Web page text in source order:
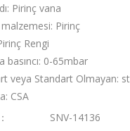
Pirinç vana
Pirinç
Rengi
basıncı: 0-65mbar
veya Standart Olmayan:
CSA
SNV-14136